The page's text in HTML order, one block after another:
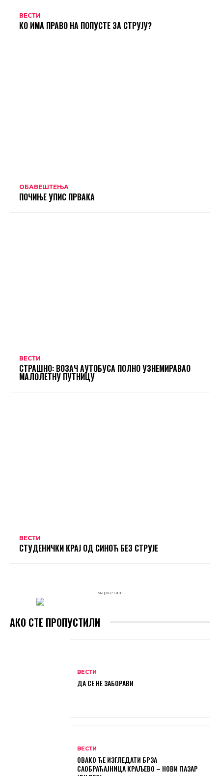
ВЕСТИ
КО ИМА ПРАВО НА ПОПУСТЕ ЗА СТРУЈУ?
ОБАВЕШТЕЊА
ПОЧИЊЕ УПИС ПРВАКА
ВЕСТИ
СТРАШНО: ВОЗАЧ АУТОБУСА ПОЛНО УЗНЕМИРАВАО
МАЛОЛЕТНУ ПУТНИЦУ
ВЕСТИ
СТУДЕНИЧКИ КРАЈ ОД СИНОЋ БЕЗ СТРУЈЕ
- маркетинг -
АКО СТЕ ПРОПУСТИЛИ
ВЕСТИ
ДА СЕ НЕ ЗАБОРАВИ
ВЕСТИ
ОВАКО ЋЕ ИЗГЛЕДАТИ БРЗА
САОБРАЋАЈНИЦА КРАЉЕВО – НОВИ ПАЗАР